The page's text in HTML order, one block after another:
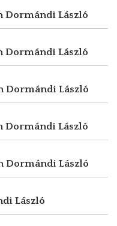
Dormándi László
Dormándi László
Dormándi László
Dormándi László
Dormándi László
László